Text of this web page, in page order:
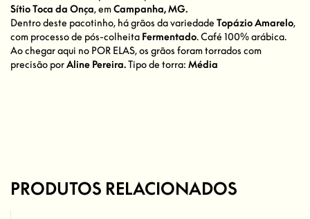
Sítio Toca da Onça, emCampanha, MG.
Dentro deste pacotinho, há grãos da variedade Topázio Amarelo,
com processo de pós-colheita Fermentado. Café 100% arábica.
Ao chegar aqui no POR ELAS, os grãos foram torrados com
precisão porAline Pereira.Tipo de torra: Média
PRODUTOS RELACIONADOS